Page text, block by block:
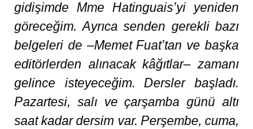
gidişimde Mme Hatinguais’yi yeniden
göreceğim. Ayrıca senden gerekli bazı
belgeleri de –Memet Fuat’tan ve başka
editörlerden alınacak kâğıtlar– zamanı
gelince isteyeceğim. Dersler başladı.
Pazartesi, salı ve çarşamba günü altı
saat kadar dersim var. Perşembe, cuma,